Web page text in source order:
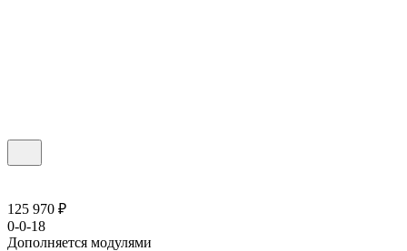
125 970 ₽
0-0-18
Дополняется модулями